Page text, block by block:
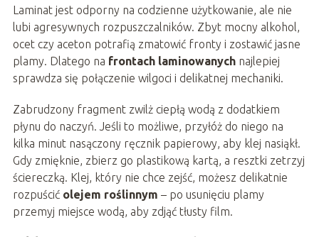
Laminat jest odporny na codzienne użytkowanie, ale nie
lubi agresywnych rozpuszczalników. Zbyt mocny alkohol,
ocet czy aceton potrafią zmatowić fronty i zostawić jasne
plamy. Dlatego na frontach laminowanychnajlepiej
sprawdza się połączenie wilgoci i delikatnej mechaniki.
Zabrudzony fragment zwilż ciepłą wodą z dodatkiem
płynu do naczyń. Jeśli to możliwe, przyłóż do niego na
kilka minut nasączony ręcznik papierowy, aby klej nasiąkł.
Gdy zmięknie, zbierz go plastikową kartą, a resztki zetrzyj
ściereczką. Klej, który nie chce zejść, możesz delikatnie
rozpuścić olejem roślinnym – po usunięciu plamy
przemyj miejsce wodą, aby zdjąć tłusty film.